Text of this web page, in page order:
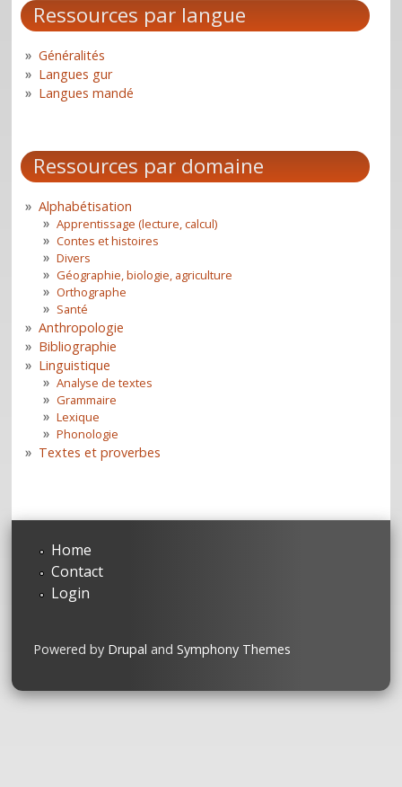
Ressources par langue
Généralités
Langues gur
Langues mandé
Ressources par domaine
Alphabétisation
Apprentissage (lecture, calcul)
Contes et histoires
Divers
Géographie, biologie, agriculture
Orthographe
Santé
Anthropologie
Bibliographie
Linguistique
Analyse de textes
Grammaire
Lexique
Phonologie
Textes et proverbes
Home
Contact
Login
Powered by Drupal andSymphony Themes